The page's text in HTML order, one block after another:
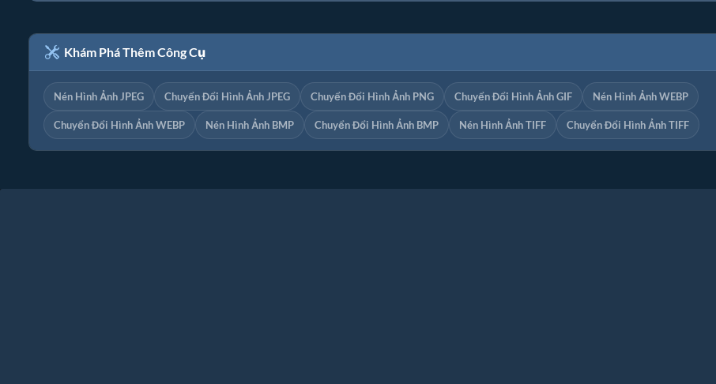
Khám Phá Thêm Công Cụ
Nén Hình Ảnh JPEG Chuyển Đổi Hình Ảnh JPEG Chuyển Đổi Hình Ảnh PNG Chuyển Đổi Hình Ảnh GIF Nén Hình Ảnh WEBP
Chuyển Đổi Hình Ảnh WEBP Nén Hình Ảnh BMP Chuyển Đổi Hình Ảnh BMP Nén Hình Ảnh TIFF Chuyển Đổi Hình Ảnh TIFF